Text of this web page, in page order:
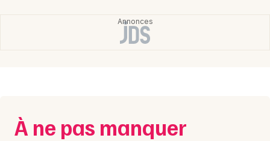
Sorties & loisirs
À ne pas manquer